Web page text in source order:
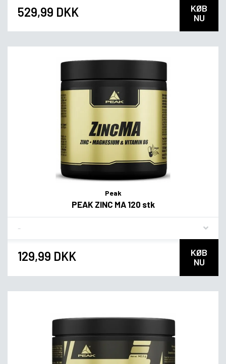
529,99 DKK
KØB
NU
Peak
PEAK ZINC MA 120 stk
129,99 DKK
KØB
NU